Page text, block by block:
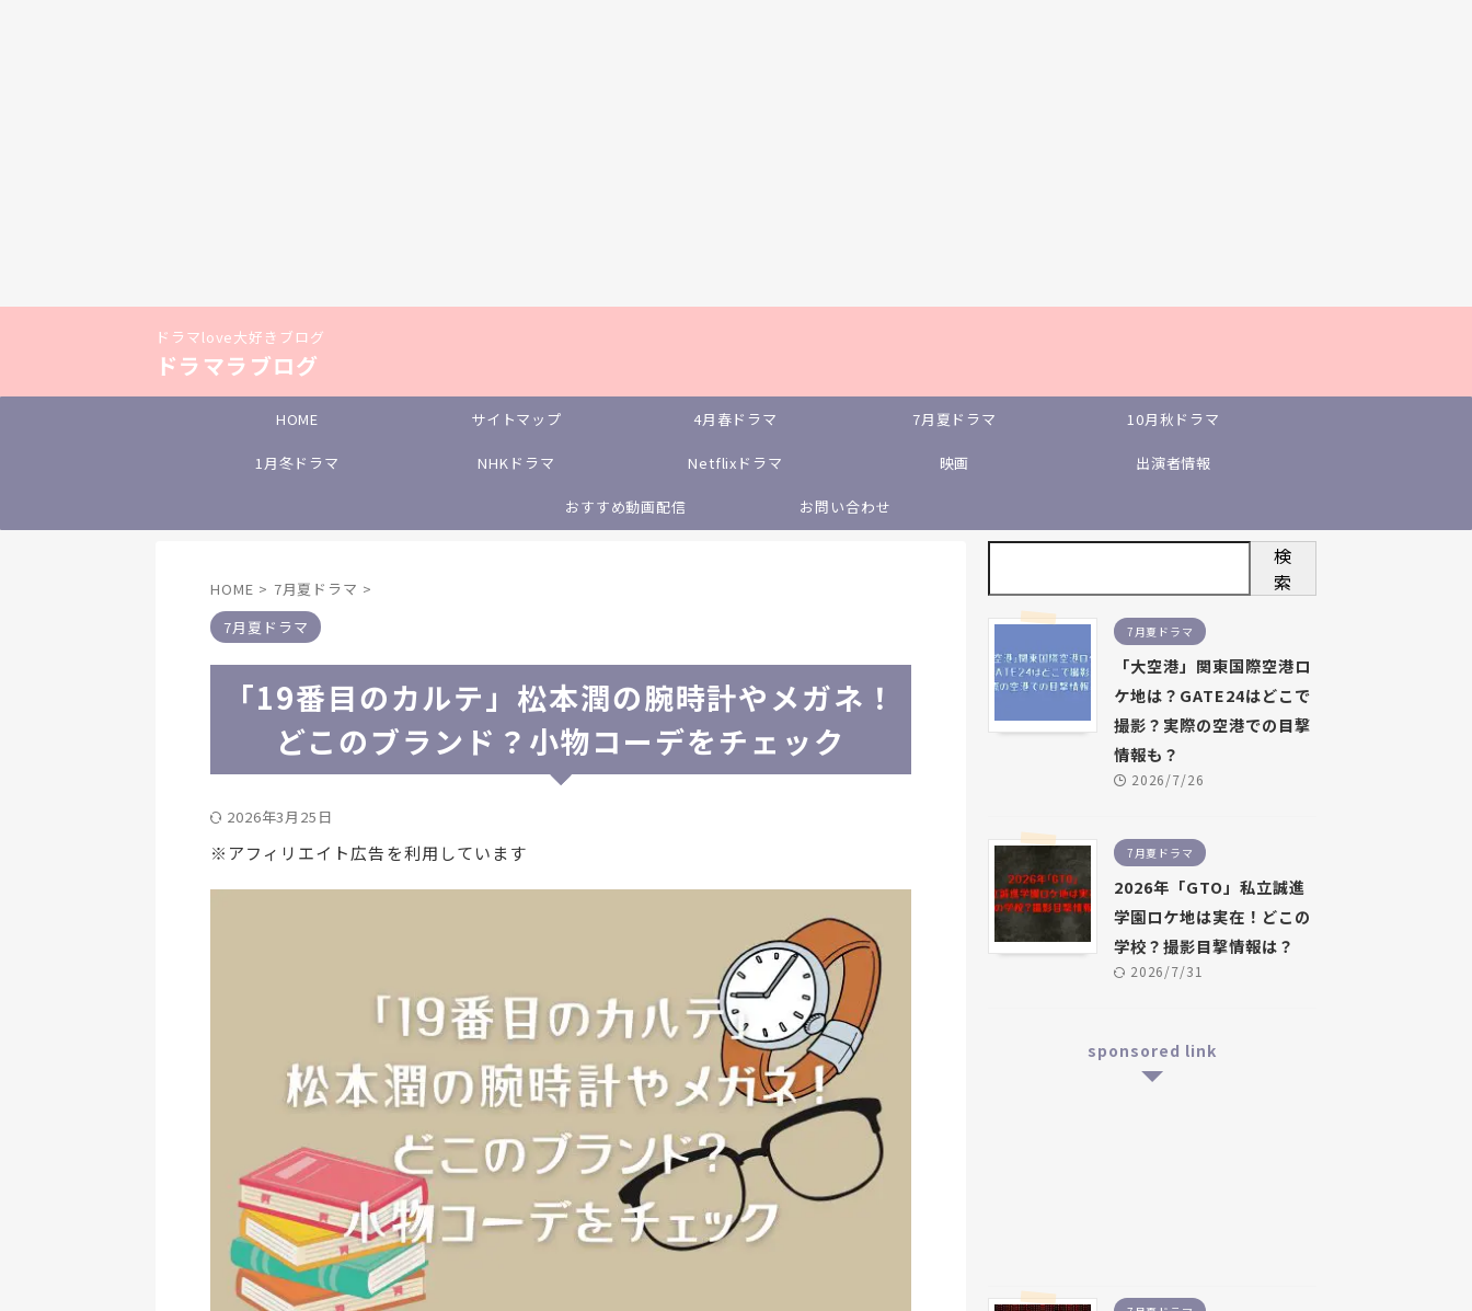
ドラマlove大好きブログ
ドラマラブログ
HOME サイトマップ 4月春ドラマ 7月夏ドラマ 10月秋ドラマ
1月冬ドラマ NHKドラマ Netflixドラマ 映画 出演者情報
おすすめ動画配信 お問い合わせ
HOME > 7月夏ドラマ >
7月夏ドラマ
「19番目のカルテ」松本潤の腕時計やメガネ！
どこのブランド？小物コーデをチェック
2026年3月25日
※アフィリエイト広告を利用しています
検
索
7月夏ドラマ
「大空港」関東国際空港ロ
ケ地は？GATE24はどこで
撮影？実際の空港での目撃
情報も？
2026/7/26
7月夏ドラマ
2026年「GTO」私立誠進
学園ロケ地は実在！どこの
学校？撮影目撃情報は？
2026/7/31
sponsored link